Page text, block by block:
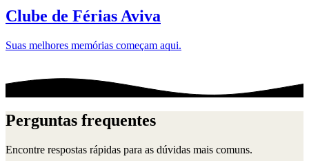
Clube de Férias Aviva
Suas melhores memórias começam aqui.
Perguntas frequentes
Encontre respostas rápidas para as dúvidas mais comuns.